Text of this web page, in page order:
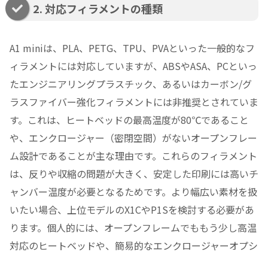
2. 対応フィラメントの種類
A1 miniは、PLA、PETG、TPU、PVAといった一般的なフ
ィラメントには対応していますが、ABSやASA、PCといっ
たエンジニアリングプラスチック、あるいはカーボン/グ
ラスファイバー強化フィラメントには非推奨とされていま
す。これは、ヒートベッドの最高温度が80℃であること
や、エンクロージャー（密閉空間）がないオープンフレー
ム設計であることが主な理由です。これらのフィラメント
は、反りや収縮の問題が大きく、安定した印刷には高いチ
ャンバー温度が必要となるためです。より幅広い素材を扱
いたい場合、上位モデルのX1CやP1Sを検討する必要があ
ります。個人的には、オープンフレームでももう少し高温
対応のヒートベッドや、簡易的なエンクロージャーオプシ